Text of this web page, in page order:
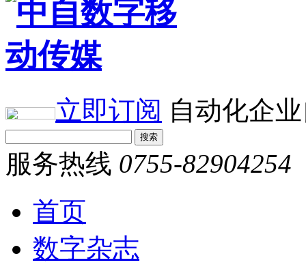
立即订阅 自动化企
服务热线 0755-82904254
首页
数字杂志